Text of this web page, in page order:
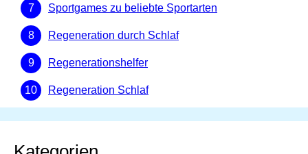
Sportgames zu beliebte Sportarten
Regeneration durch Schlaf
Regenerationshelfer
Regeneration Schlaf